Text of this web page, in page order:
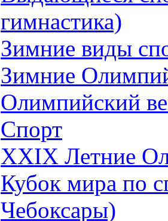
гимнастика)
Зимние виды
Зимние
Олимпийский
Спорт
XXIX Летние
Кубок мира по
Чебоксары)